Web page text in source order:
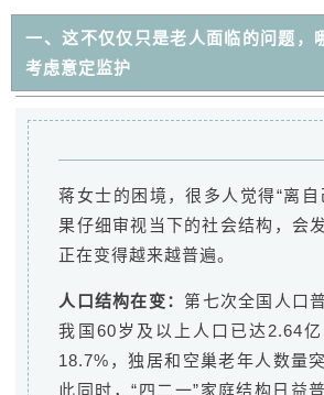
一、这不仅仅只是老人面临的问题，
考虑意定监护
蒋女士的困境，很多人觉得“离自
果仔细审视当下的社会结构，会
正在变得越来越普遍。
人口结构在变： 第七次全国人口
我国60岁及以上人口已达2.64
18.7%，独居和空巢老年人数量
此同时，“四二一”家庭结构日